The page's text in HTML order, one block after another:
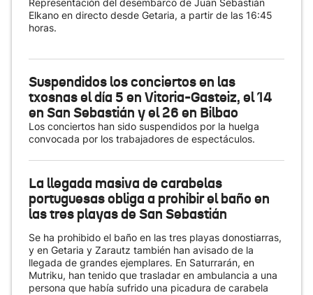
Representación del desembarco de Juan Sebastián
Elkano en directo desde Getaria, a partir de las 16:45
horas.
Suspendidos los conciertos en las
txosnas el día 5 en Vitoria-Gasteiz, el 14
en San Sebastián y el 26 en Bilbao
Los conciertos han sido suspendidos por la huelga
convocada por los trabajadores de espectáculos.
La llegada masiva de carabelas
portuguesas obliga a prohibir el baño en
las tres playas de San Sebastián
Se ha prohibido el baño en las tres playas donostiarras,
y en Getaria y Zarautz también han avisado de la
llegada de grandes ejemplares. En Saturrarán, en
Mutriku, han tenido que trasladar en ambulancia a una
persona que había sufrido una picadura de carabela